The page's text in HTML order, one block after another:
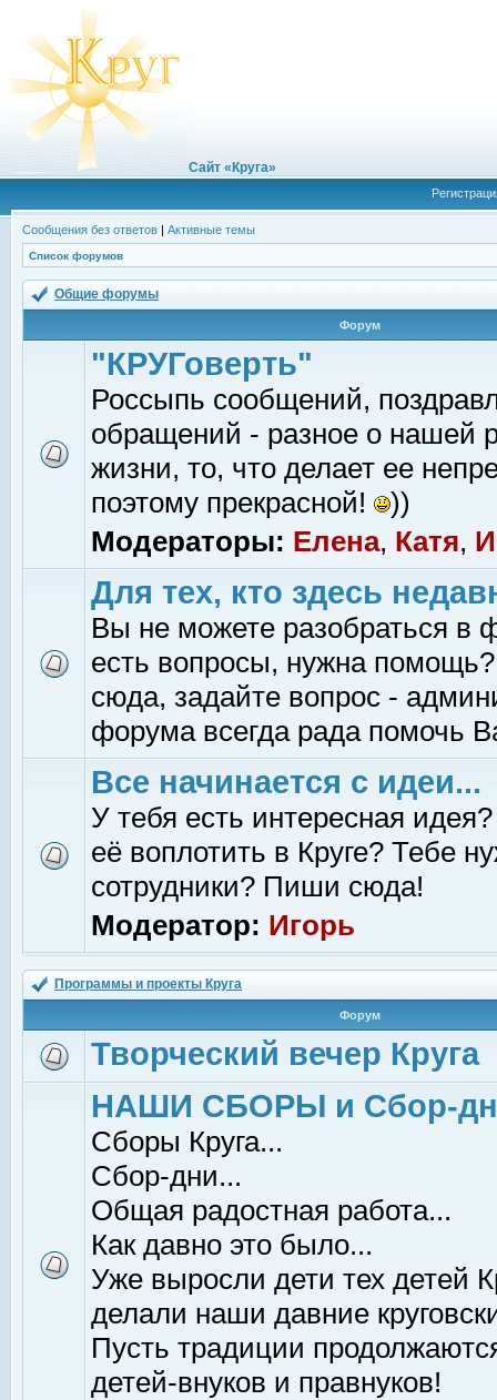
Сайт «Круга»
Сообщения без ответов | Активные темы
Список форумов
Общие форумы
Форум
"КРУГоверть"
Россыпь сообщений,
обращений - разное о нашей
жизни, то, что делает ее
поэтому прекрасной!
))
Модераторы: Елена, Катя,
Для тех, кто здесь
Вы не можете разобраться в
есть вопросы, нужна помощь?
сюда, задайте вопрос -
форума всегда рада помочь
Все начинается с идеи...
У тебя есть интересная
её воплотить в Круге? Тебе
сотрудники? Пиши сюда!
Модератор: Игорь
Программы и проекты Круга
Форум
Творческий вечер Круга
НАШИ СБОРЫ и Сбор-
Сборы Круга...
Сбор-дни...
Общая радостная работа...
Как давно это было...
Уже выросли дети тех детей
делали наши давние
Пусть традиции
детей-внуков и правнуков!